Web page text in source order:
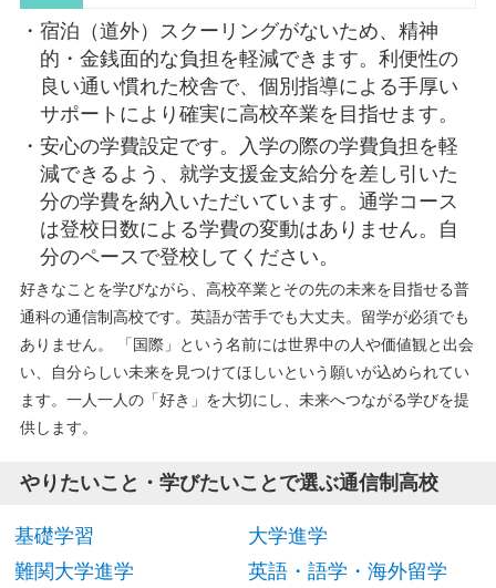
宿泊（道外）スクーリングがないため、精神
的・金銭面的な負担を軽減できます。利便性の
良い通い慣れた校舎で、個別指導による手厚い
サポートにより確実に高校卒業を目指せます。
安心の学費設定です。入学の際の学費負担を軽
減できるよう、就学支援金支給分を差し引いた
分の学費を納入いただいています。通学コース
は登校日数による学費の変動はありません。自
分のペースで登校してください。
好きなことを学びながら、高校卒業とその先の未来を目指せる普
通科の通信制高校です。英語が苦手でも大丈夫。留学が必須でも
ありません。 「国際」という名前には世界中の人や価値観と出会
い、自分らしい未来を見つけてほしいという願いが込められてい
ます。一人一人の「好き」を大切にし、未来へつながる学びを提
供します。
やりたいこと・学びたいことで選ぶ通信制高校
基礎学習
大学進学
難関大学進学
英語・語学・海外留学